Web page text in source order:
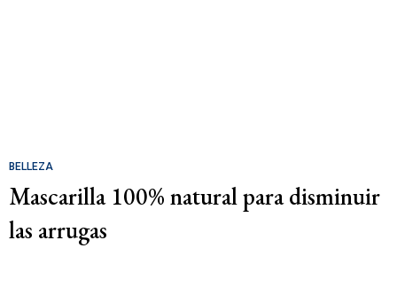
BELLEZA
Mascarilla 100% natural para disminuir
las arrugas